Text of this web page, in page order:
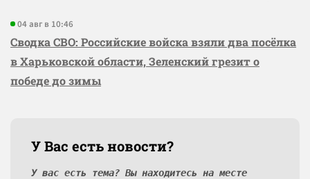
04 авг в 10:46
Сводка СВО: Российские войска взяли два посёлка
в Харьковской области, Зеленский грезит о
победе до зимы
У Вас есть новости?
У вас есть тема? Вы находитесь на месте